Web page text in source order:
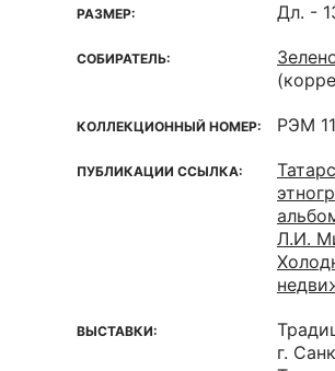
РАЗМЕР: Дл. -
СОБИРАТЕЛЬ:
КОЛЛЕКЦИОННЫЙ НОМЕР: РЭМ
ПУБЛИКАЦИИ ССЫЛКА:
Л.И.
ВЫСТАВКИ:
г.